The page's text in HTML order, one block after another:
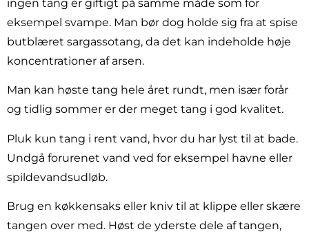
ingen tang er giftigt på samme måde som for
eksempel svampe. Man bør dog holde sig fra at spise
butblæret sargassotang, da det kan indeholde høje
koncentrationer af arsen.
Man kan høste tang hele året rundt, men især forår
og tidlig sommer er der meget tang i god kvalitet.
Pluk kun tang i rent vand, hvor du har lyst til at bade.
Undgå forurenet vand ved for eksempel havne eller
spildevandsudløb.
Brug en køkkensaks eller kniv til at klippe eller skære
tangen over med. Høst de yderste dele af tangen,